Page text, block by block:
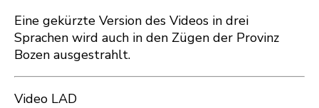
Eine gekürzte Version des Videos in drei
Sprachen wird auch in den Zügen der Provinz
Bozen ausgestrahlt.
Video LAD